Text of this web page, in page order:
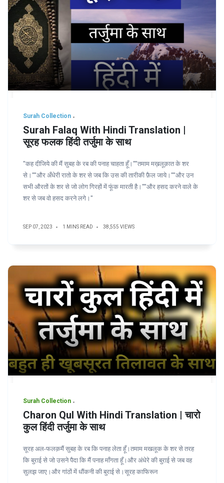
Surah Collection
Surah Falaq With Hindi Translation |
सूरह फलक हिंदी तर्जुमा के साथ
"कह दीजिये की मैं सुबह के रब की पनाह चाहता हूँ।""तमाम मख़लूक़ात के शर
से।""और अँधेरी रातो के शर से जब कि उस की तारीकी फ़ैल जाये।""और उन
सभी औरतों के शर से जो लोग गिरहों में फूंक मारती है।""और हसद करने वाले के
शर से जब वो हसद करने लगे।"
SEP 07, 2023 1 MINS READ 38,555 VIEWS
Surah Collection
Charon Qul With Hindi Translation | चारो
कुल हिंदी तर्जुमा के साथ
सूरह अल-फलक़मैं सुबह के रब कि पनाह लेता हूँ।तमाम मखलूक के शर से तरह
कि बुराई से जो उसने पैदा कि मैं पनाह माँगता हूँ।और अंधेरे की बुराई से जब वह
सुलझ जाए।और गांठों में धौंकनी की बुराई से।सूरह काफिरून